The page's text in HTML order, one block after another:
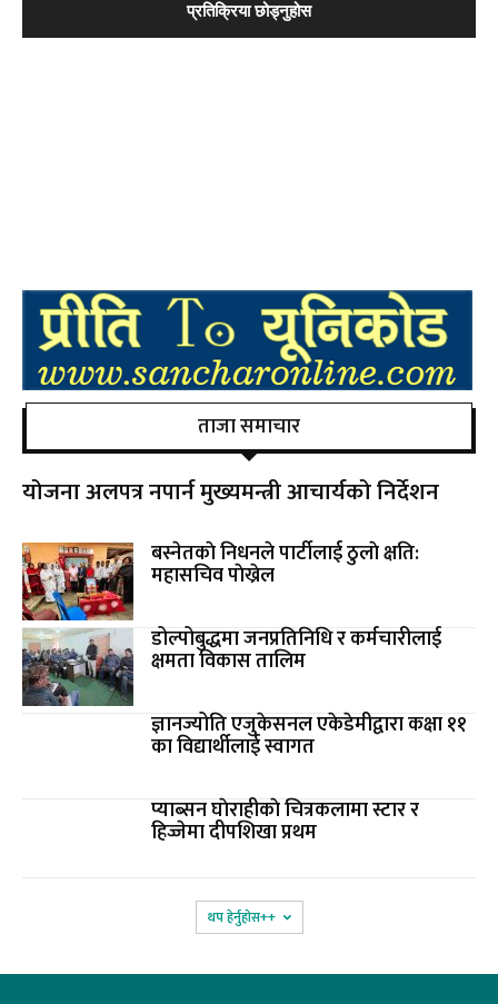
ताजा समाचार
योजना अलपत्र नपार्न मुख्यमन्त्री आचार्यको निर्देशन
बस्नेतकाे निधनले पार्टीलाई ठुलाे क्षति:
महासचिव पाेख्रेल
डोल्पोबुद्धमा जनप्रतिनिधि र कर्मचारीलाई
क्षमता विकास तालिम
ज्ञानज्योति एजुकेसनल एकेडेमीद्वारा कक्षा ११
का विद्यार्थीलाई स्वागत
प्याब्सन घाेराहीकाे चित्रकलामा स्टार र
हिज्जेमा दीपशिखा प्रथम
थप हेर्नुहोस‌++